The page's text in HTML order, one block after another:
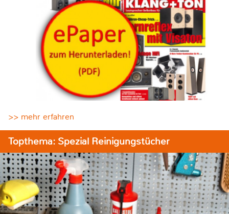
>> mehr erfahren
Topthema: Spezial Reinigungstücher